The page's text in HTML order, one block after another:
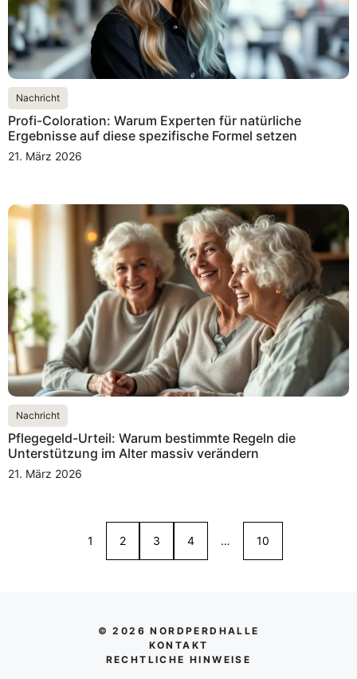
Nachricht
Profi-Coloration: Warum Experten für natürliche
Ergebnisse auf diese spezifische Formel setzen
21. März 2026
Nachricht
Pflegegeld-Urteil: Warum bestimmte Regeln die
Unterstützung im Alter massiv verändern
21. März 2026
1 2 3 4 … 10
© 2026 NORDPERDHALLE
KONTAKT
RECHTLICHE HINWEISE